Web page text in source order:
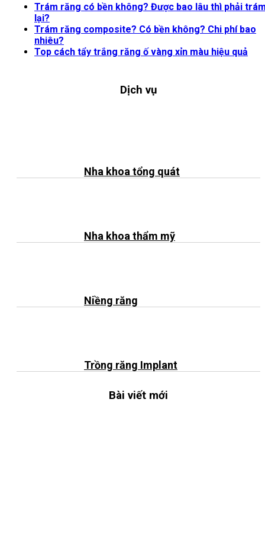
Trám răng có bền không​? Được bao lâu thì phải
lại?
Trám răng composite? Có bền không? Chi phí bao
nhiêu?
Top cách tẩy trắng răng ố vàng xỉn màu hiệu quả
Dịch vụ
Nha khoa tổng quát
Nha khoa thẩm mỹ
Niềng răng
Trồng răng Implant
Bài viết mới